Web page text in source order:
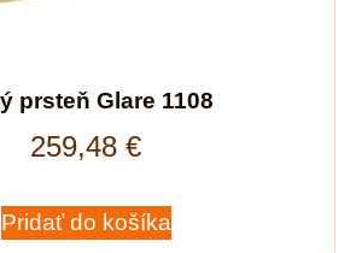
prsteň Glare 1108
259,48 €
Pridať do košíka